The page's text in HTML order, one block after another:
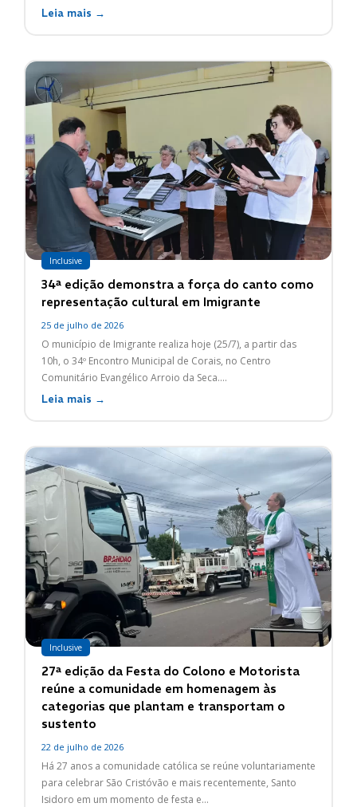
Leia mais →
Inclusive
34ª edição demonstra a força do canto como
representação cultural em Imigrante
25 de julho de 2026
O município de Imigrante realiza hoje (25/7), a partir das
10h, o 34º Encontro Municipal de Corais, no Centro
Comunitário Evangélico Arroio da Seca....
Leia mais →
Inclusive
27ª edição da Festa do Colono e Motorista
reúne a comunidade em homenagem às
categorias que plantam e transportam o
sustento
22 de julho de 2026
Há 27 anos a comunidade católica se reúne voluntariamente
para celebrar São Cristóvão e mais recentemente, Santo
Isidoro em um momento de festa e...